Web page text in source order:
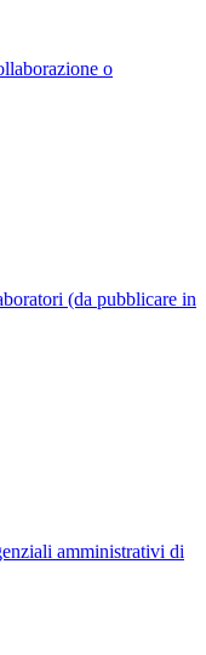
o
(da pubblicare in
amministrativi di